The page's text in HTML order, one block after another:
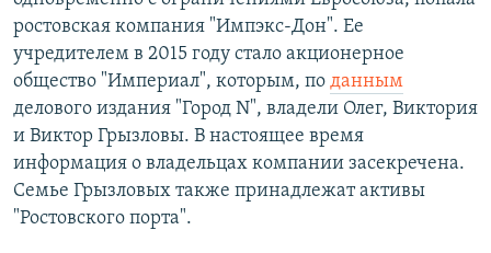
ростовская компания "Импэкс-Дон". Ее
учредителем в 2015 году стало акционерное
общество "Империал", которым, по данным
делового издания "Город N", владели Олег, Виктория
и Виктор Грызловы. В настоящее время
информация о владельцах компании засекречена.
Семье Грызловых также принадлежат активы
"Ростовского порта".